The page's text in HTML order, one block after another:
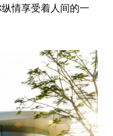
情享受着人间的一